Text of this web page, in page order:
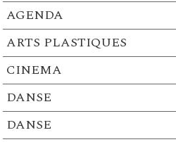
AGENDA
ARTS PLASTIQUES
CINEMA
DANSE
DANSE